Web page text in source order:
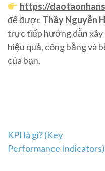
https://
để đượcThầy Nguyễn
trực tiếp hướng dẫn
hiệu quả, công bằng và
của bạn.
Post
KPI là gì? (Key
Performance Indicators)